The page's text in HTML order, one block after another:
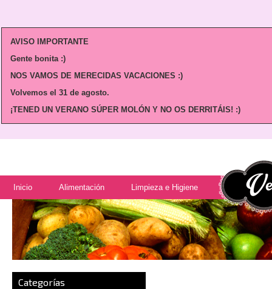
AVISO IMPORTANTE
Gente bonita :)
NOS VAMOS DE MERECIDAS VACACIONES :)
Volvemos el 31 de agosto.
¡TENED UN VERANO SÚPER MOLÓN Y NO OS DERRITÁIS! :)
Inicio Alimentación Limpieza e Higiene
Categorías